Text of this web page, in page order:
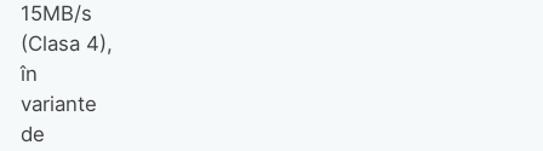
15MB/s
(Clasa 4),
în
variante
de